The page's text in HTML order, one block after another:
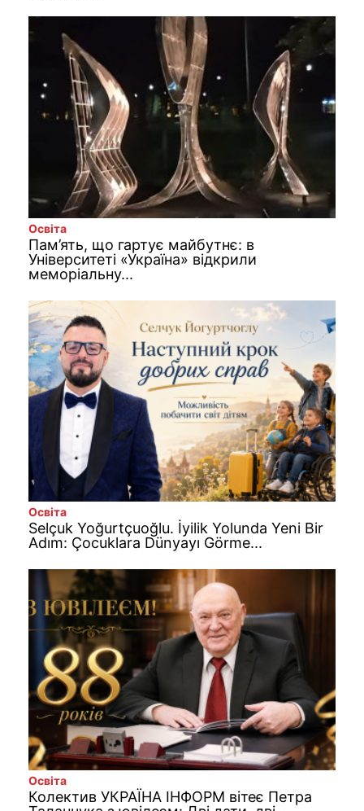
Освіта
Пам’ять, що гартує майбутнє: в
Університеті «Україна» відкрили
меморіальну...
Освіта
Selçuk Yoğurtçuoğlu. İyilik Yolunda Yeni Bir
Adım: Çocuklara Dünyayı Görme...
Освіта
Колектив УКРАЇНА ІНФОРМ вітеє Петра